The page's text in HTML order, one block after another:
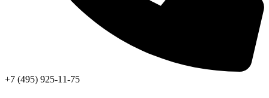
+7 (495) 925-11-75